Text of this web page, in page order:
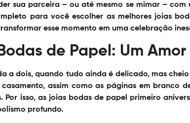
sua parceira – ou até mesmo se mimar –
para você escolher as melhoresjoias
esse momento em uma celebração
de Papel: Um
a dois, quando tudo ainda é delicado, mas
assim como as páginas em branco
Por isso, as joias bodas de papel primeiro
profundo.